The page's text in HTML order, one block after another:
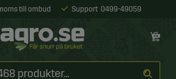
till ombud Support 0499-49059